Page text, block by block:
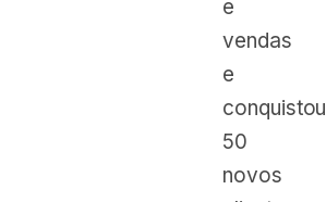
e
vendas
e
conquistou
50
novos